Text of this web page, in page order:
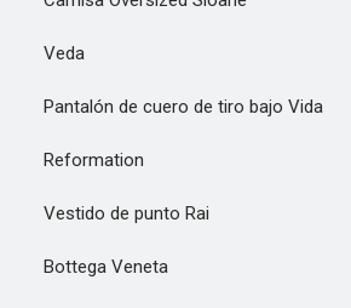
Veda
Pantalón de cuero de tiro bajo Vida
Reformation
Vestido de punto Rai
Bottega Veneta